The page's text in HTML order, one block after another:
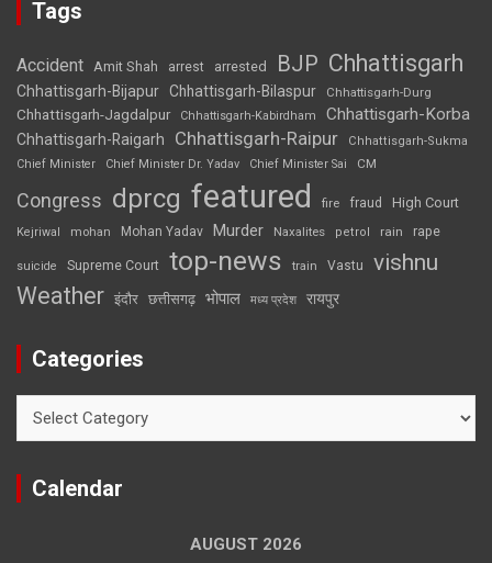
Tags
Accident Amit Shah arrest arrested BJP Chhattisgarh
Chhattisgarh-Bijapur Chhattisgarh-Bilaspur Chhattisgarh-Durg
Chhattisgarh-Jagdalpur Chhattisgarh-Kabirdham Chhattisgarh-Korba
Chhattisgarh-Raigarh Chhattisgarh-Raipur
Chhattisgarh-Sukma
Chief Minister
Chief Minister Dr. Yadav Chief Minister Sai CM
Congress dprcg featured fire fraud High Court
Kejriwal mohan Mohan Yadav Murder Naxalites petrol rain rape
suicide Supreme Court top-news train Vastu vishnu
Weather इंदौर छत्तीसगढ़ भोपाल मध्य प्रदेश रायपुर
Categories
Calendar
AUGUST 2026